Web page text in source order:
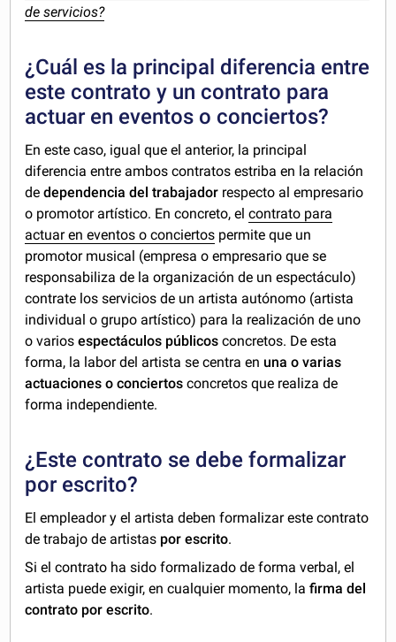
de servicios?
¿Cuál es la principal diferencia entre
este contrato y un contrato para
actuar en eventos o conciertos?
En este caso, igual que el anterior, la principal
diferencia entre ambos contratos estriba en la relación
dedependencia del trabajador respecto al empresario
o promotor artístico. En concreto, elcontrato para
actuar en eventos o conciertos permite que un
promotor musical (empresa o empresario que se
responsabiliza de la organización de un espectáculo)
contrate los servicios de un artista autónomo (artista
individual o grupo artístico) para la realización de uno
o variosespectáculos públicosconcretos. De esta
forma, la labor del artista se centra en una o varias
actuaciones o conciertos concretos que realiza de
forma independiente.
¿Este contrato se debe formalizar
por escrito?
El empleador y el artista deben formalizar este contrato
de trabajo de artistas por escrito.
Si el contrato ha sido formalizado de forma verbal, el
artista puede exigir, en cualquier momento, lafirma del
contrato por escrito.